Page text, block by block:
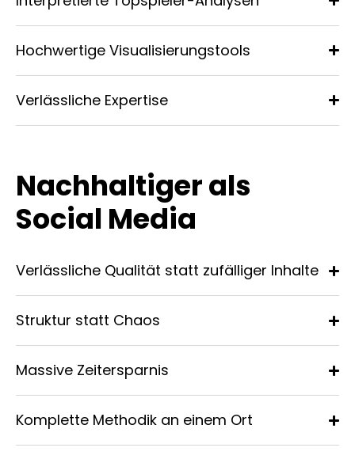
Hochwertige Visualisierungstools
Verlässliche Expertise
Nachhaltiger als
Social Media
Verlässliche Qualität statt zufälliger Inhalte
Struktur statt Chaos
Massive Zeitersparnis
Komplette Methodik an einem Ort